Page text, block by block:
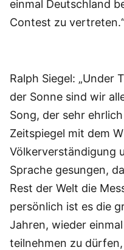
einmal Deutschland
Contest zu
Ralph Siegel: „Under
der Sonne sind wir
Song, der sehr
Zeitspiegel mit dem
Völkerverständigung
Sprache gesungen,
Rest der Welt die
persönlich ist es die
Jahren, wieder
teilnehmen zu